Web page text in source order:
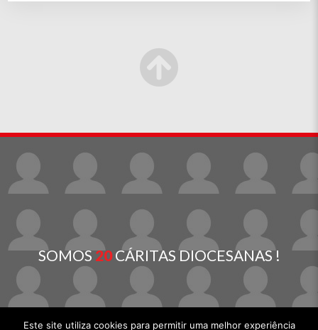
SOMOS20CÁRITAS DIOCESANAS !
Este site utiliza cookies para permitir uma melhor experiência